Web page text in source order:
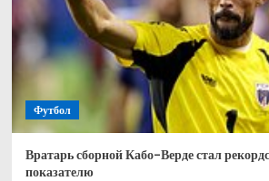
никогда
не
выиграет
РПЛ
Футбол
Вратарь сборной Кабо-Верде стал
показателю